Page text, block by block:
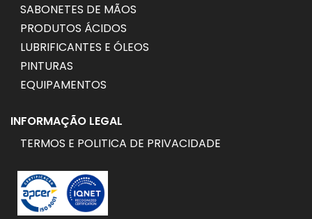
SABONETES DE MÃOS
PRODUTOS ÁCIDOS
LUBRIFICANTES E ÓLEOS
PINTURAS
EQUIPAMENTOS
INFORMAÇÃO LEGAL
TERMOS E POLITICA DE PRIVACIDADE